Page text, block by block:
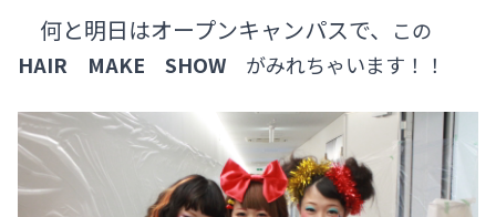
何と明日はオープンキャンパスで、
この
HAIR MAKE SHOW がみれちゃいます！！